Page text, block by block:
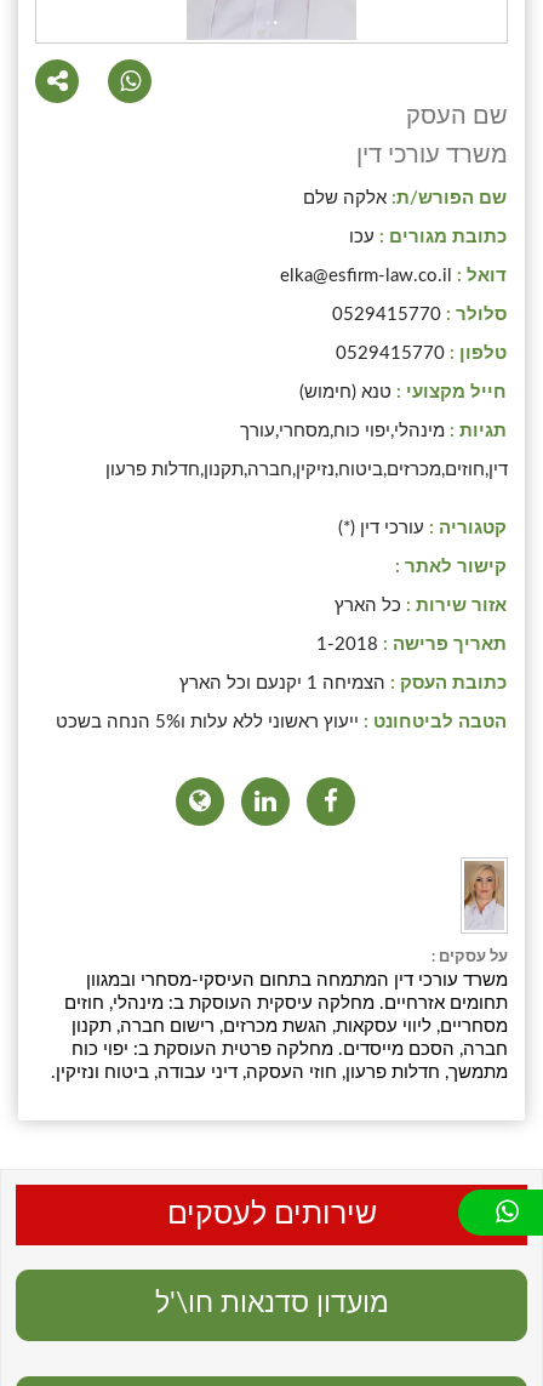
שם העסק
משרד עורכי דין
שם הפורש/ת: אלקה שלם
כתובת מגורים : עכו
דואל : elka@esfirm-law.co.il
סלולר : 0529415770
טלפון : 0529415770
חייל מקצועי : טנא (חימוש)
תגיות : מינהלי,יפוי כוח,מסחרי,עורך
דין,חוזים,מכרזים,ביטוח,נזיקין,חברה,תקנון,חדלות פרעון
קטגוריה : עורכי דין (*)
קישור לאתר :
אזור שירות : כל הארץ
תאריך פרישה : 1-2018
כתובת העסק : הצמיחה 1 יקנעם וכל הארץ
הטבה לביטחונט : ייעוץ ראשוני ללא עלות ו5% הנחה בשכט
על עסקים :
משרד עורכי דין המתמחה בתחום העיסקי-מסחרי ובמגוון
תחומים אזרחיים. מחלקה עיסקית העוסקת ב: מינהלי, חוזים
מסחריים, ליווי עסקאות, הגשת מכרזים, רישום חברה, תקנון
חברה, הסכם מייסדים. מחלקה פרטית העוסקת ב: יפוי כוח
מתמשך, חדלות פרעון, חוזי העסקה, דיני עבודה, ביטוח ונזיקין.
שירותים לעסקים
מועדון סדנאות חו\'ל